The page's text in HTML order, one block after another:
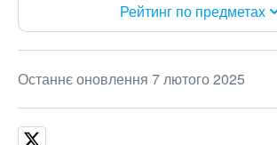
Рейтинг по предметах
Останнє оновлення 7 лютого 2025